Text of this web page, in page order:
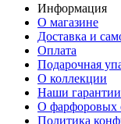
Информация
О магазине
Доставка и
Оплата
Подарочная
О коллекции
Наши гарантии
О фарфоровых
Политика